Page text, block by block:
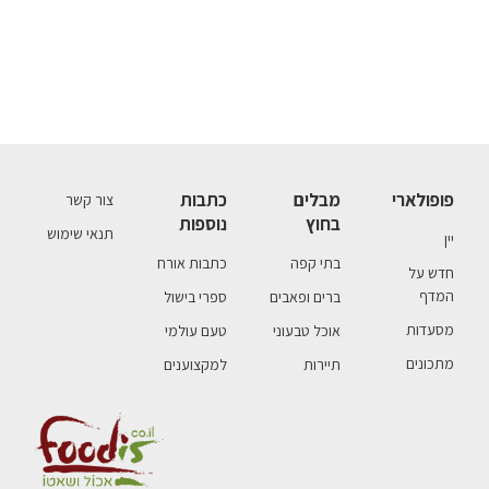
פופולארי
יין
חדש על
המדף
מסעדות
מתכונים
מבלים
בחוץ
בתי קפה
ברים ופאבים
אוכל טבעוני
תיירות
כתבות
נוספות
כתבות אורח
ספרי בישול
טעם עולמי
למקצוענים
צור קשר
תנאי שימוש